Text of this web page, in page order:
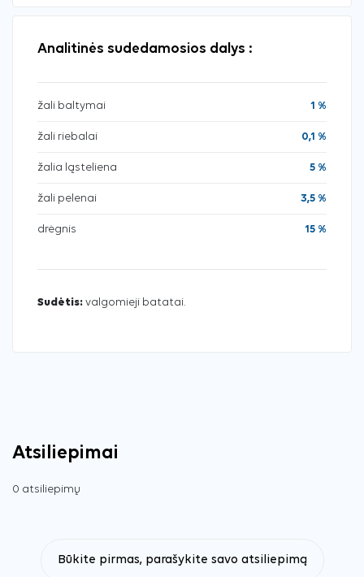
Analitinės sudedamosios dalys :
žali baltymai 1 %
žali riebalai 0,1 %
žalia ląsteliena 5 %
žali pelenai 3,5 %
drėgnis 15 %
Sudėtis: valgomieji batatai.
Atsiliepimai
0 atsiliepimų
Būkite pirmas, parašykite savo atsiliepimą